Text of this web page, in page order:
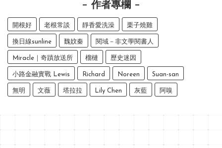
作者專欄
開根好 老根常談 靜香愛洗澡 栗子燒雞
換日線sunline 魏妏秦 閱域－非文學閱書人
Miracle｜奇蹟放送所 榴槤 歷史迷因
小路金融實戰 Lewis Richard Noreen Suan-san
無明 文薇 塔拉拉 Lily Chen 灰藍 阿嗅